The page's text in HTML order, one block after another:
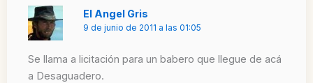
El Angel Gris
9 de junio de 2011 a las 01:05
Se llama a licitación para un babero que llegue de acá
a Desaguadero.